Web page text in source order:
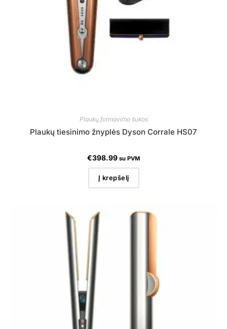
Plaukų formavimo šukos
Plaukų tiesinimo žnyplės Dyson Corrale HS07
€398.99 su PVM
Į krepšelį